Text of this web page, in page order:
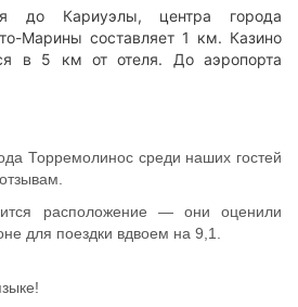
до Кариуэлы, центра города
Марины составляет 1 км. Казино
в 5 км от отеля. До аэропорта
Торремолинос среди наших гостей
расположение — они оценили
для поездки вдвоем на 9,1.